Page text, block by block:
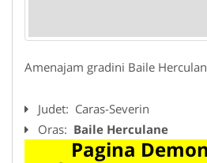
Amenajam gradini Baile
Judet: Caras-Severin
Oras: Baile Herculane
Pagina